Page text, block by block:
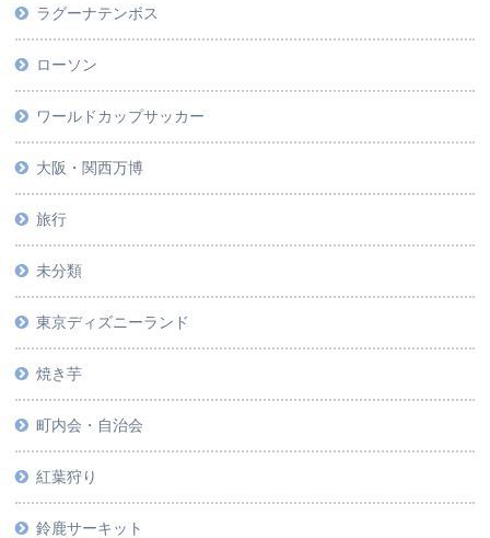
ラグーナテンボス
ローソン
ワールドカップサッカー
大阪・関西万博
旅行
未分類
東京ディズニーランド
焼き芋
町内会・自治会
紅葉狩り
鈴鹿サーキット